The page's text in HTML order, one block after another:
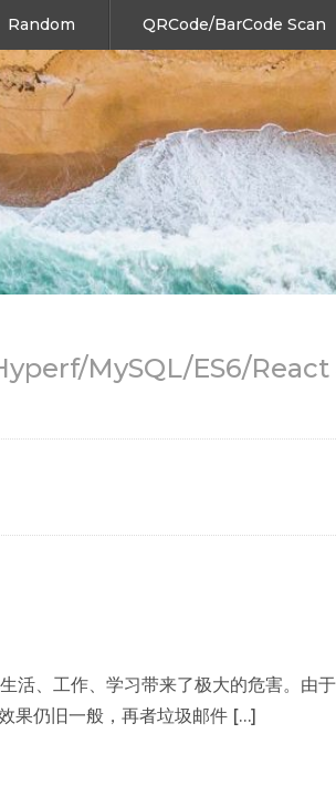
Random QRCode/BarCode Scan
MySQL/ES6/React
活、工作、学习带来了极大的危害。由
果仍旧一般，再者垃圾邮件 […]